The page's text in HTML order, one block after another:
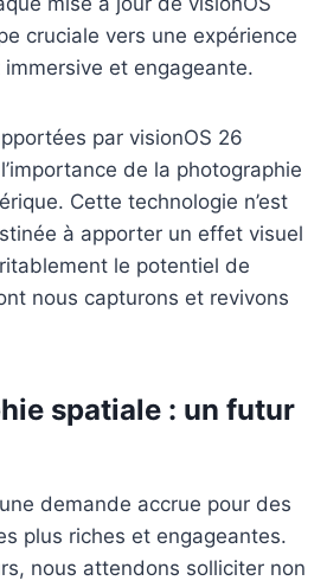
cruciale vers une expérience
et engageante.
par visionOS 26
de la photographie
Cette technologie n’est
à apporter un effet visuel
le potentiel de
nous capturons et revivons
spatiale : un futur
demande accrue pour des
plus riches et engageantes.
nous attendons solliciter non